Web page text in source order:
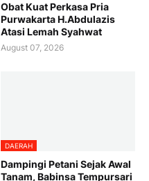
Obat Kuat Perkasa Pria
Purwakarta H.Abdulazis
Atasi Lemah Syahwat
August 07, 2026
DAERAH
Dampingi Petani Sejak Awal
Tanam, Babinsa Tempursari